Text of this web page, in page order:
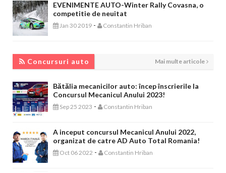
EVENIMENTE AUTO-Winter Rally Covasna, o
competitie de neuitat
Jan 30 2019 - Constantin Hriban
Concursuri auto Mai multe articole
Bătălia mecanicilor auto: încep înscrierile la
Concursul Mecanicul Anului 2023!
Sep 25 2023 - Constantin Hriban
A inceput concursul Mecanicul Anului 2022,
organizat de catre AD Auto Total Romania!
Oct 06 2022 - Constantin Hriban